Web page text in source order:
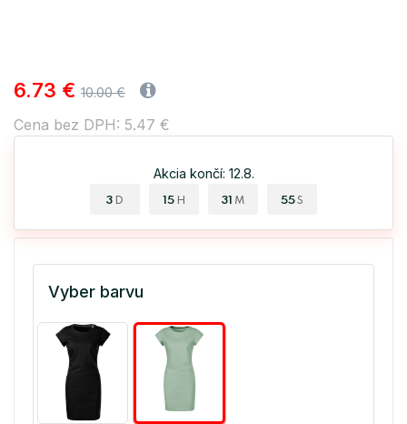
6.73 € 10.00 €
Cena bez DPH: 5.47 €
Akcia končí: 12.8.
3 D 15 H 31 M 54 S
Vyber barvu